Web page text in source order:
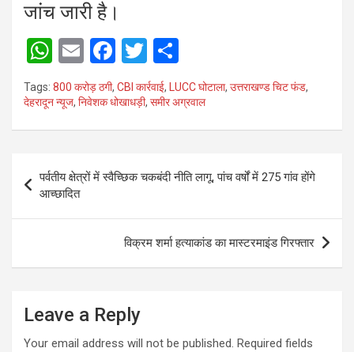
जांच जारी है।
W
h
at
s
p
p
E
m
ail
F
a
ce
b
o
T
wi
tt
er
h
ar
e
Tags: 800 करोड़ ठगी, CBI कार्रवाई, LUCC घोटाला, उत्तराखण्ड चिट फंड,
देहरादून न्यूज, निवेशक धोखाधड़ी, समीर अग्रवाल
Post
navigation
पर्वतीय क्षेत्रों में स्वैच्छिक चकबंदी नीति लागू, पांच वर्षों में 275 गांव होंगे
आच्छादित
विक्रम शर्मा हत्याकांड का मास्टरमाइंड गिरफ्तार
Leave a Reply
Your email address will not be published. Required fields